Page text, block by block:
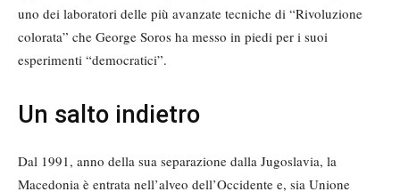
uno dei laboratori delle più avanzate tecniche di “Rivoluzione
colorata” che George Soros ha messo in piedi per i suoi
esperimenti “democratici”.
Un salto indietro
Dal 1991, anno della sua separazione dalla Jugoslavia, la
Macedonia è entrata nell’alveo dell’Occidente e, sia Unione